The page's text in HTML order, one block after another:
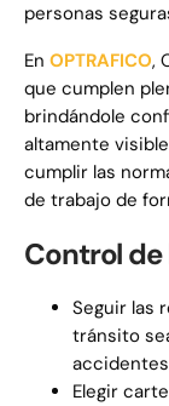
personas
En OPTRAFICO,
que cumplen
brindándole
altamente
cumplir las
de trabajo de
Control de
Seguir las
tránsito
accidentes
Elegir